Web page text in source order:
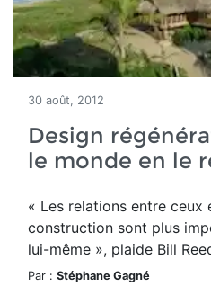
30 août, 2012
Design
le monde en le
« Les relations entre ceux
construction sont plus
lui-même », plaide Bill
Par : Stéphane Gagné